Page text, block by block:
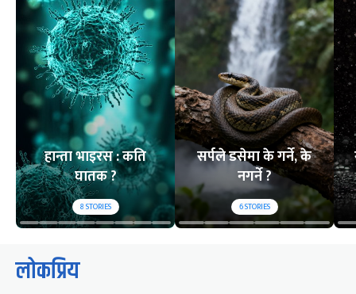
हान्ता भाइरस : कति
घातक ?
8STORIES
सर्पले डसेमा के गर्ने, के
नगर्ने ?
6STORIES
लोकप्रिय